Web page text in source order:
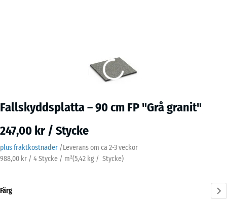
Fallskyddsplatta – 90 cm FP "Grå granit"
247,00 kr / Stycke
plus fraktkostnader /Leverans om ca 2-3 veckor
988,00 kr / 4 Stycke / m²(5,42 kg / Stycke)
Färg